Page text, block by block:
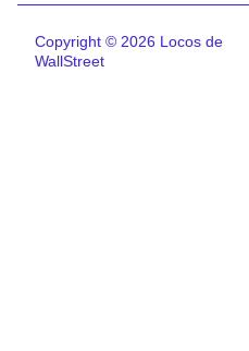
Copyright © 2026 Locos de
WallStreet